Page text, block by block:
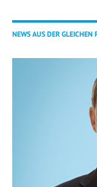
NEWS AUS DER GLEICHEN